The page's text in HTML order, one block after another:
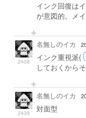
インク回復は
が意図的。メ
2438
名無しのイカ
インク重視派(
しておくから
2439
名無しのイカ
対面型